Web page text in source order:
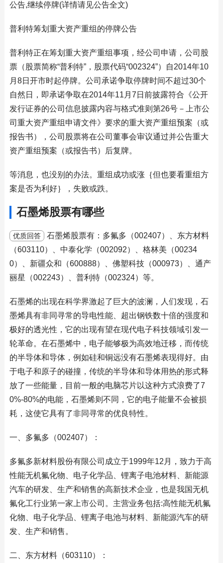
公告,继续停牌(详情请见公告全文)
普利特筹划重大资产重组的停牌公告
普利特正在筹划重大资产重组事项，经公司申请，公司股
票（股票简称“普利特”，股票代码“002324”）自2014年10
月8日开市时起停牌。公司承诺争取停牌时间不超过30个
自然日，即承诺争取在2014年11月7日前披露符合《公开
发行证券的公司信息披露内容与格式准则第26号－上市公
司重大资产重组申请文件》要求的重大资产重组预案（或
报告书），公司股票将在公司董事会审议通过并公告重大
资产重组预案（或报告书）后复牌。
等消息，也没别的办法。重组成功或涨｛但也要看重组方
案是否为利好｝，失败或跌。
石墨烯股票有哪些
优质回答
石墨烯股票有：多氟多（002407）、东方材料
（603110）、中泰化学（002092）、格林美（00234
0）、新疆众和（600888）、佛塑科技（000973）、通产
丽星（002243）、普利特（002324）等。
石墨烯的出现在科学界激起了巨大的波澜，人们发现，石
墨烯具有非同寻常的导电性能、超出钢铁数十倍的强度和
极好的透光性，它的出现有望在现代电子科技领域引发一
轮革命。在石墨烯中，电子能够极为高效地迁移，而传统
的半导体和导体，例如硅和铜远没有石墨烯表现得好。由
于电子和原子的碰撞，传统的半导体和导体用热的形式释
放了一些能量，目前一般的电脑芯片以这种方式浪费了7
0%-80%的电能，石墨烯则不同，它的电子能量不会被损
耗，这使它具有了非同寻常的优良特性。
一、多氟多（002407）：
多氟多新材料股份有限公司成立于1999年12月，致力于高
性能无机氟化物、电子化学品、锂离子电池材料、新能源
汽车的研发、生产和销售的高新技术企业，也是我国无机
氟化工行业第一家上市公司。主营业务包括:高性能无机氟
化物、电子化学品、锂离子电池与材料、新能源汽车的研
发、生产和销售。
二、东方材料（603110）：